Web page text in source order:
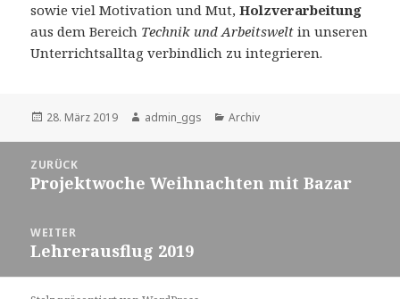
sowie viel Motivation und Mut,Holzverarbeitung
aus dem Bereich Technik und Arbeitswelt in unseren
Unterrichtsalltag verbindlich zu integrieren.
Veröffentlicht
28. März 2019 Autor
admin_ggs Kategorien
Archiv
ZURÜCK
Vorheriger
Projektwoche Weihnachten mit Bazar
WEITER
Nächster
Lehrerausflug 2019